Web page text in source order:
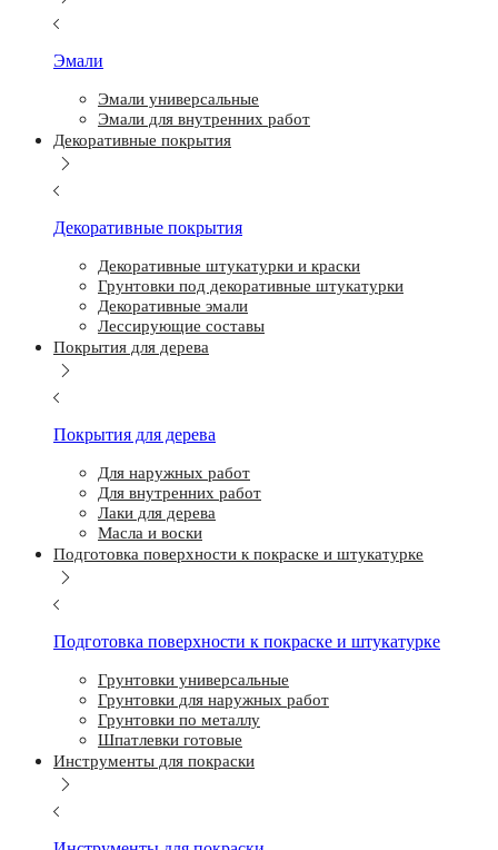
Эмали
Эмали универсальные
Эмали для внутренних работ
Декоративные покрытия
Декоративные покрытия
Декоративные штукатурки и краски
Грунтовки под декоративные штукатурки
Декоративные эмали
Лессирующие составы
Покрытия для дерева
Покрытия для дерева
Для наружных работ
Для внутренних работ
Лаки для дерева
Масла и воски
Подготовка поверхности к покраске и штукатурке
Подготовка поверхности к покраске и штукатурке
Грунтовки универсальные
Грунтовки для наружных работ
Грунтовки по металлу
Шпатлевки готовые
Инструменты для покраски